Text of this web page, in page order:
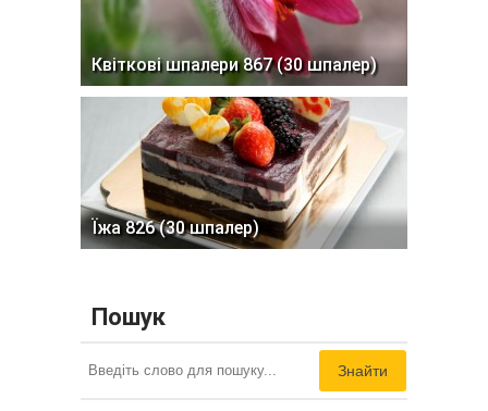
Квіткові шпалери 867 (30 шпалер)
Їжа 826 (30 шпалер)
Пошук
Знайти